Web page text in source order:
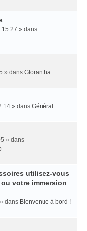
15:27 » dans
» dans Glorantha
» dans Général
» dans
utilisez-vous
votre immersion
dans Bienvenue à bord !